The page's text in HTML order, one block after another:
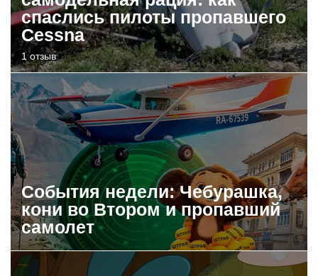
спаслись пилоты пропавшего
Cessna
1 отзыв
События недели: Чебурашка,
кони во Втором и пропавший
самолет